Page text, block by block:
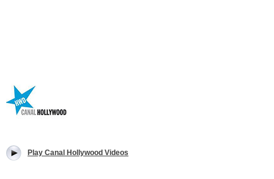
Play Canal Hollywood Videos